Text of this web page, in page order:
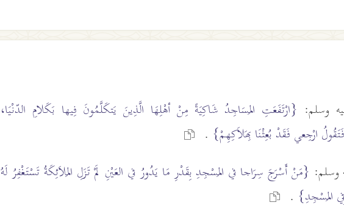
وسلم: {ارْتَفَعَتِ المَسَاجِدُ شَاكِيَةً مِنْ أهْلِهَا الَّذِينَ يَتكَلَّمُونَ فِيها بَكَلامِ الدّنْيَا،
فَتَقُولُ ارْجِعي فَقَدْ بُعِثْنَا بِهَلاَكِهِمْ} .
وسلم: {مَنْ أَسْرَجَ سِرَاجا في المَسْجِدِ بِقَدْرِ مَا يَدُورُ في العَيْنِ لَمْ تَزَلِ المَلاَئِكَةُ تَسْتَغْفِرُ لَهُ
المَسْجِدِ} .